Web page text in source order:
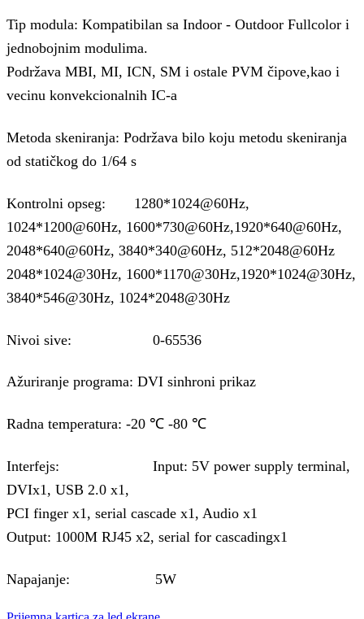
Tip modula: Kompatibilan sa Indoor - Outdoor Fullcolor i
jednobojnim modulima.
Podržava MBI, MI, ICN, SM i ostale PVM čipove,kao i
vecinu konvekcionalnih IC-a
Metoda skeniranja: Podržava bilo koju metodu skeniranja
od statičkog do 1/64 s
Kontrolni opseg: 1280*1024@60Hz,
1024*1200@60Hz, 1600*730@60Hz,1920*640@60Hz,
2048*640@60Hz, 3840*340@60Hz, 512*2048@60Hz
2048*1024@30Hz, 1600*1170@30Hz,1920*1024@30Hz,
3840*546@30Hz, 1024*2048@30Hz
Nivoi sive: 0-65536
Ažuriranje programa: DVI sinhroni prikaz
Radna temperatura: -20 ℃ -80 ℃
Interfejs: Input: 5V power supply terminal,
DVIx1, USB 2.0 x1,
PCI finger x1, serial cascade x1, Audio x1
Output: 1000M RJ45 x2, serial for cascadingx1
Napajanje: 5W